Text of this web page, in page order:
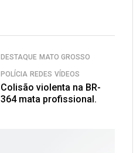
DESTAQUE MATO GROSSO
POLÍCIA REDES VÍDEOS
Colisão violenta na BR-
364 mata profissional.